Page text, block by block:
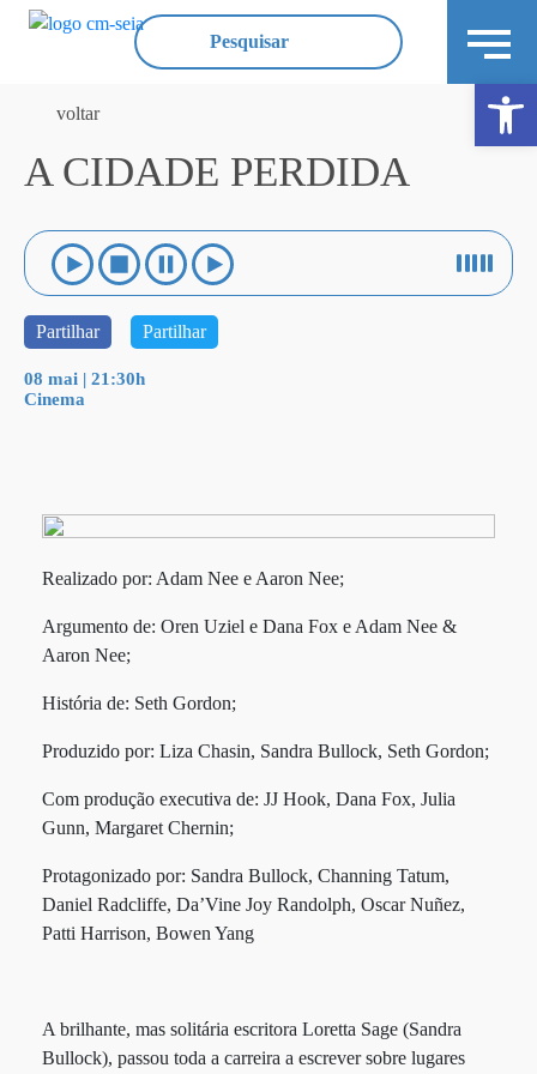
voltar
A CIDADE PERDIDA
Partilhar Partilhar
08 mai | 21:30h
Cinema
Realizado por: Adam Nee e Aaron Nee;
Argumento de: Oren Uziel e Dana Fox e Adam Nee &
Aaron Nee;
História de: Seth Gordon;
Produzido por: Liza Chasin, Sandra Bullock, Seth Gordon;
Com produção executiva de: JJ Hook, Dana Fox, Julia
Gunn, Margaret Chernin;
Protagonizado por: Sandra Bullock, Channing Tatum,
Daniel Radcliffe, Da’Vine Joy Randolph, Oscar Nuñez,
Patti Harrison, Bowen Yang
A brilhante, mas solitária escritora Loretta Sage (Sandra
Bullock), passou toda a carreira a escrever sobre lugares